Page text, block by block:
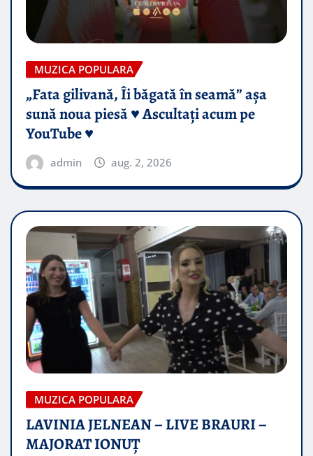
MUZICA POPULARA
„Fata gilivană, Îi băgată în seamă” așa
sună noua piesă ♥️ Ascultați acum pe
YouTube ♥️
admin aug. 2, 2026
MUZICA POPULARA
LAVINIA JELNEAN – LIVE BRAURI –
MAJORAT IONUŢ